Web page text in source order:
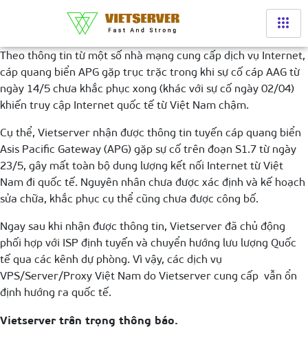
Theo thông tin từ một số nhà mạng cung cấp dịch vụ Internet,
cáp quang biển APG gặp trục trặc trong khi sự cố cáp AAG từ
ngày 14/5 chưa khắc phục xong (khác với sự cố ngày 02/04)
khiến truy cập Internet quốc tế từ Việt Nam chậm.
Cụ thể, Vietserver nhận được thông tin tuyến cáp quang biển
Asis Pacific Gateway (APG) gặp sự cố trên đoạn S1.7 từ ngày
23/5, gây mất toàn bộ dung lượng kết nối Internet từ Việt
Nam đi quốc tế. Nguyên nhân chưa được xác định và kế hoạch
sửa chữa, khắc phục cụ thể cũng chưa được công bố.
Ngay sau khi nhận được thông tin, Vietserver đã chủ động
phối hợp với ISP định tuyến và chuyển hướng lưu lượng Quốc
tế qua các kênh dự phòng. Vì vậy, các dịch vụ
VPS/Server/Proxy Việt Nam do Vietserver cung cấp vẫn ổn
định hướng ra quốc tế.
Vietserver trân trọng thông báo.